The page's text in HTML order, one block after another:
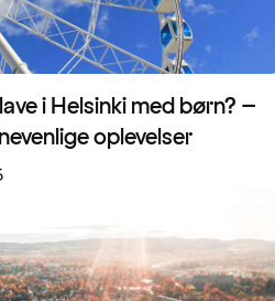
i Helsinki med børn? –
oplevelser